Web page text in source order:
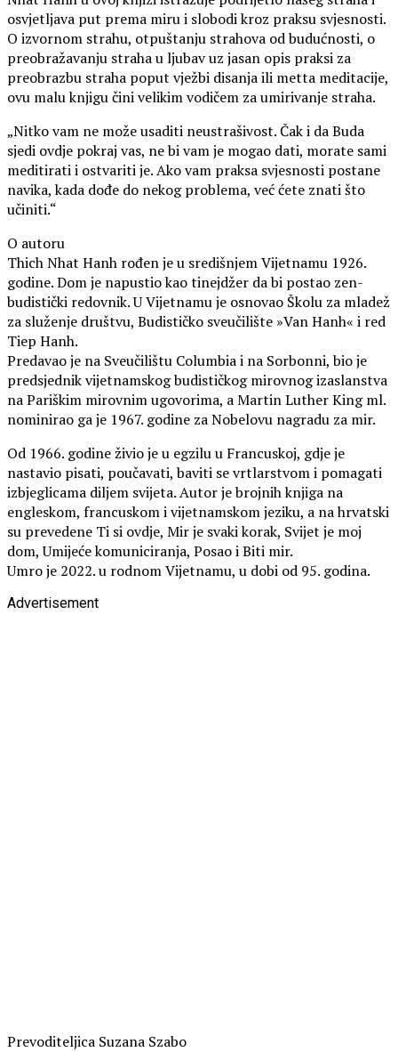
osvjetljava put prema miru i slobodi kroz praksu svjesnosti.
O izvornom strahu, otpuštanju strahova od budućnosti, o
preobražavanju straha u ljubav uz jasan opis praksi za
preobrazbu straha poput vježbi disanja ili metta meditacije,
ovu malu knjigu čini velikim vodičem za umirivanje straha.
„Nitko vam ne može usaditi neustrašivost. Čak i da Buda
sjedi ovdje pokraj vas, ne bi vam je mogao dati, morate sami
meditirati i ostvariti je. Ako vam praksa svjesnosti postane
navika, kada dođe do nekog problema, već ćete znati što
učiniti.“
O autoru
Thich Nhat Hanh rođen je u središnjem Vijetnamu 1926.
godine. Dom je napustio kao tinejdžer da bi postao zen-
budistički redovnik. U Vijetnamu je osnovao Školu za mladež
za služenje društvu, Budističko sveučilište »Van Hanh« i red
Tiep Hanh.
Predavao je na Sveučilištu Columbia i na Sorbonni, bio je
predsjednik vijetnamskog budističkog mirovnog izaslanstva
na Pariškim mirovnim ugovorima, a Martin Luther King ml.
nominirao ga je 1967. godine za Nobelovu nagradu za mir.
Od 1966. godine živio je u egzilu u Francuskoj, gdje je
nastavio pisati, poučavati, baviti se vrtlarstvom i pomagati
izbjeglicama diljem svijeta. Autor je brojnih knjiga na
engleskom, francuskom i vijetnamskom jeziku, a na hrvatski
su prevedene Ti si ovdje, Mir je svaki korak, Svijet je moj
dom, Umijeće komuniciranja, Posao i Biti mir.
Umro je 2022. u rodnom Vijetnamu, u dobi od 95. godina.
Advertisement
Prevoditeljica Suzana Szabo